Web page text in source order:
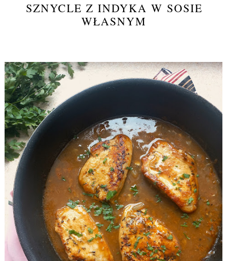
SZNYCLE Z INDYKA W SOSIE
WŁASNYM